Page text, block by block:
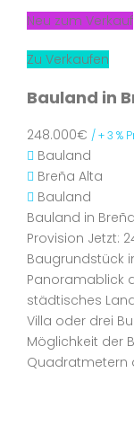
Neu zum Verkauf
Zu Verkaufen
Bauland in
248.000€ / + 3 %
Bauland
Breña Alta
Bauland
Bauland in
Provision Jetzt:
Baugrundstück
Panoramablick
städtisches
Villa oder drei
Möglichkeit der
Quadratmetern